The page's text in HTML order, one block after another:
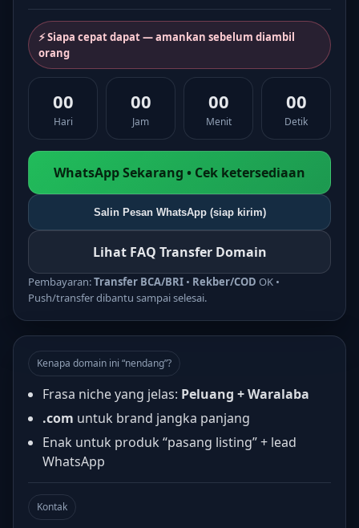
⚡ Siapa cepat dapat — amankan sebelum diambil
orang
00
Hari
00
Jam
00
Menit
00
Detik
WhatsApp Sekarang • Cek ketersediaan
Salin Pesan WhatsApp (siap kirim)
Lihat FAQ Transfer Domain
Pembayaran:Transfer BCA/BRI • Rekber/COD OK •
Push/transfer dibantu sampai selesai.
Kenapa domain ini “nendang”?
Frasa niche yang jelas: Peluang + Waralaba
.com untuk brand jangka panjang
Enak untuk produk “pasang listing” + lead
WhatsApp
Kontak